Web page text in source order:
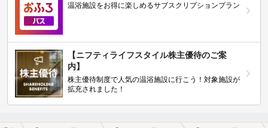
温浴施設をお得に楽しめるサブスクリプションプラン
【ニフティライフスタイル株主優待のご案
内】
株主優待制度で人気の温浴施設に行こう！対象施設が
拡充されました！